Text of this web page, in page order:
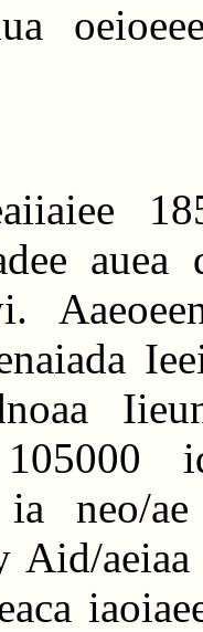
auea
ia neo/
Aid/